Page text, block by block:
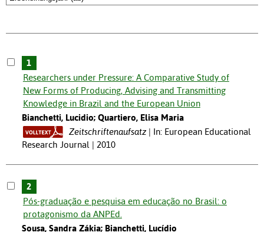
1
Researchers under Pressure: A Comparative Study of
New Forms of Producing, Advising and Transmitting
Knowledge in Brazil and the European Union
Bianchetti, Lucidio; Quartiero, Elisa Maria
Zeitschriftenaufsatz
In: European Educational
Research Journal | 2010
2
Pós-graduação e pesquisa em educação no Brasil: o
protagonismo da ANPEd.
Sousa, Sandra Zákia; Bianchetti, Lucídio